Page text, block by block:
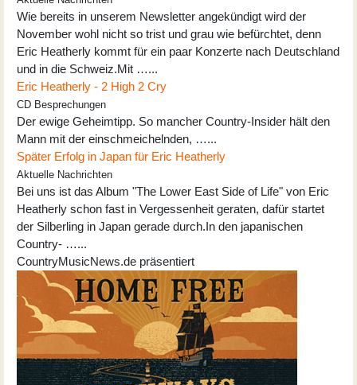
Wie bereits in unserem Newsletter angekündigt wird der
November wohl nicht so trist und grau wie befürchtet, denn
Eric Heatherly kommt für ein paar Konzerte nach Deutschland
und in die Schweiz.Mit …...
Eric Heatherly - 2 High 2 Cry
CD Besprechungen
Der ewige Geheimtipp. So mancher Country-Insider hält den
Mann mit der einschmeichelnden, …...
Später Erfolg in Japan für Eric Heatherly
Aktuelle Nachrichten
Bei uns ist das Album "The Lower East Side of Life" von Eric
Heatherly schon fast in Vergessenheit geraten, dafür startet
der Silberling in Japan gerade durch.In den japanischen
Country- …...
CountryMusicNews.de präsentiert